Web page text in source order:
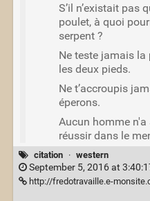
S’il n’existait pas
poulet, à quoi
serpent ?
Ne teste jamais la
les deux pieds.
Ne t’accroupis
éperons.
Aucun homme
réussir dans le
citation · western
September 5, 2016 at
http://fredotravaille.e-monsite.com/pages/references/citations-litteraires-